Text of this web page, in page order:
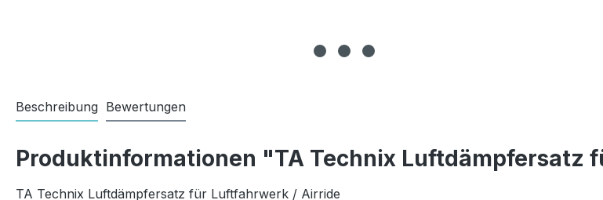
Beschreibung Bewertungen
Produktinformationen "TA Technix Luftdämpfersatz
TA Technix Luftdämpfersatz für Luftfahrwerk / Airride